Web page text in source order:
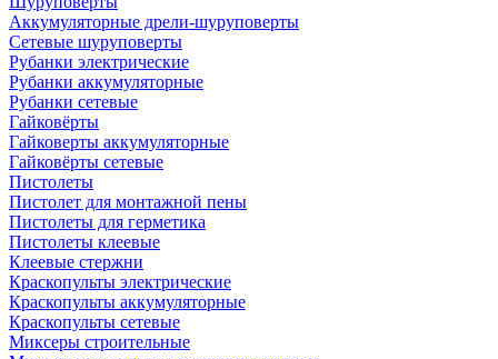
Аккумуляторные дрели-шуруповерты
Сетевые шуруповерты
Рубанки электрические
Рубанки аккумуляторные
Рубанки сетевые
Гайковёрты
Гайковерты аккумуляторные
Гайковёрты сетевые
Пистолеты
Пистолет для монтажной пены
Пистолеты для герметика
Пистолеты клеевые
Клеевые стержни
Краскопульты электрические
Краскопульты аккумуляторные
Краскопульты сетевые
Миксеры строительные